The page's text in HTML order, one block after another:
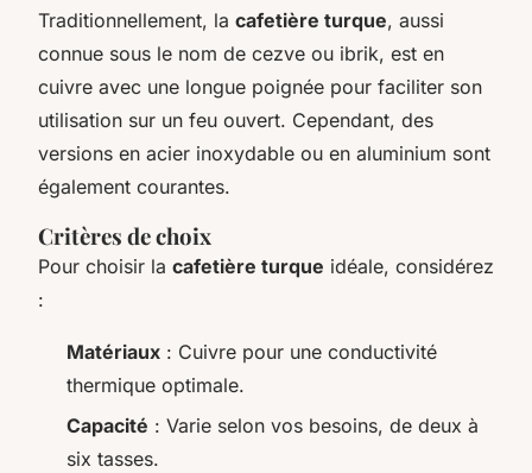
Traditionnellement, la cafetière turque, aussi
connue sous le nom de cezve ou ibrik, est en
cuivre avec une longue poignée pour faciliter son
utilisation sur un feu ouvert. Cependant, des
versions en acier inoxydable ou en aluminium sont
également courantes.
Critères de choix
Pour choisir la cafetière turque idéale, considérez
:
Matériaux : Cuivre pour une conductivité
thermique optimale.
Capacité : Varie selon vos besoins, de deux à
six tasses.